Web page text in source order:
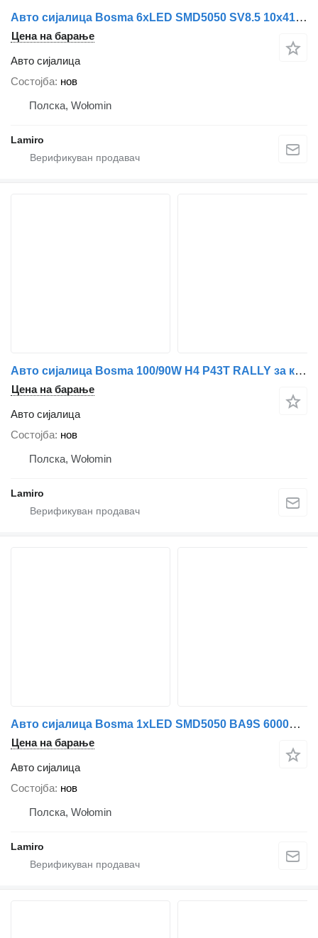
Авто сијалица Bosma 6xLED SMD5050 SV8.5 10x41 6000K WHITE за камион
Цена на барање
Авто сијалица
Состојба нов
Полска, Wołomin
Lamiro
Авто сијалица Bosma 100/90W H4 P43T RALLY за камион
Цена на барање
Авто сијалица
Состојба нов
Полска, Wołomin
Lamiro
Авто сијалица Bosma 1xLED SMD5050 BA9S 6000K WHITE за камион
Цена на барање
Авто сијалица
Состојба нов
Полска, Wołomin
Lamiro